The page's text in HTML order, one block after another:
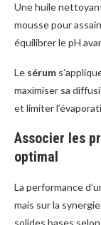
Une huile
mousse pour
équilibrer le pH
Le sérum
maximiser sa
et limiter
Associer les
optimal
La performance
mais sur la